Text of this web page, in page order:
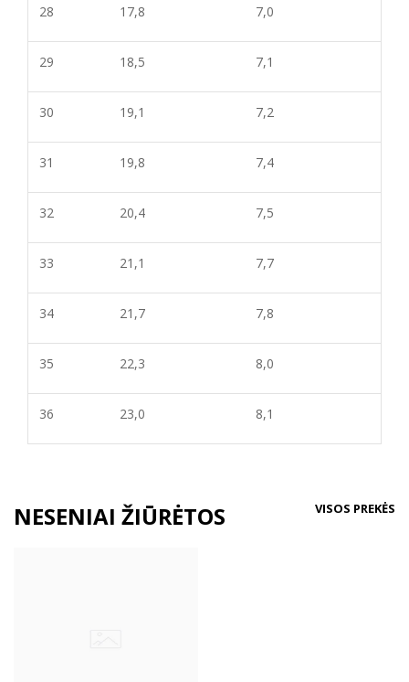
28 17,8 7,0
29 18,5 7,1
30 19,1 7,2
31 19,8 7,4
32 20,4 7,5
33 21,1 7,7
34 21,7 7,8
35 22,3 8,0
36 23,0 8,1
NESENIAI ŽIŪRĖTOS VISOS PREKĖS